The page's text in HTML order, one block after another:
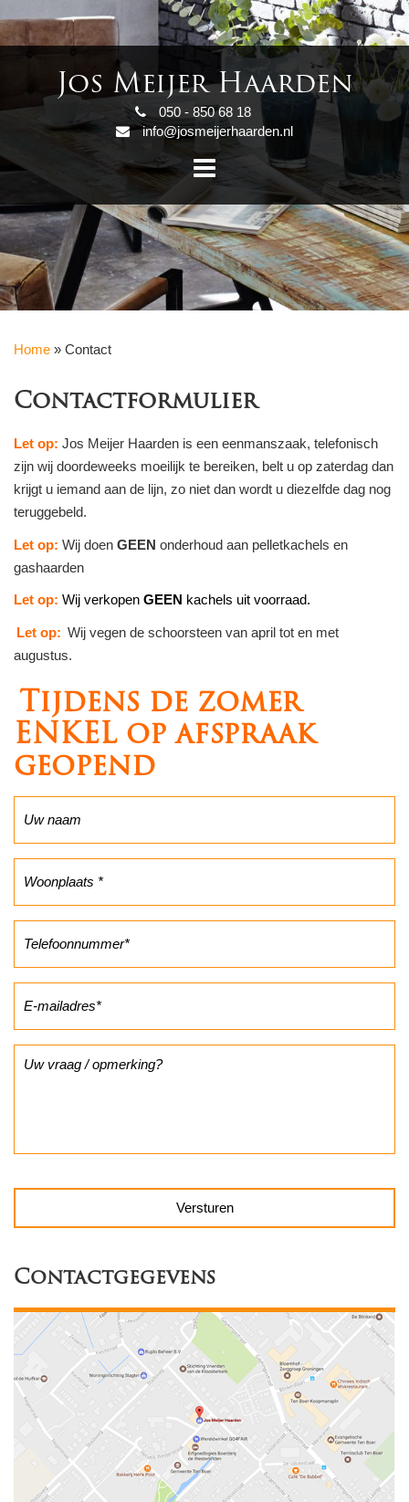
Jos Meijer Haarden
050 - 850 68 18
info@josmeijerhaarden.nl
Home » Contact
Contactformulier
Let op: Jos Meijer Haarden is een eenmanszaak, telefonisch
zijn wij doordeweeks moeilijk te bereiken, belt u op zaterdag dan
krijgt u iemand aan de lijn, zo niet dan wordt u diezelfde dag nog
teruggebeld.
Let op: Wij doen GEEN onderhoud aan pelletkachels en
gashaarden
Let op: Wij verkopen GEEN kachels uit voorraad.
Let op: Wij vegen de schoorsteen van april tot en met
augustus.
Tijdens de zomer
ENKEL op afspraak
geopend
Contactgegevens